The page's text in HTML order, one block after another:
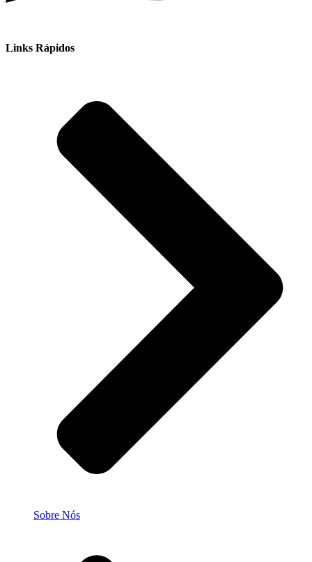
Links Rápidos
Sobre Nós